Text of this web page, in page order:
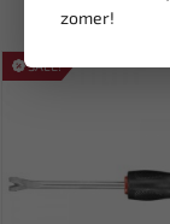
zomer!
SALE!